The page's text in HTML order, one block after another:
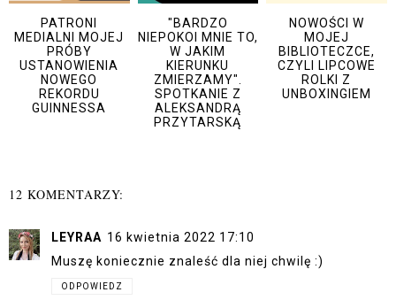
PATRONI
MEDIALNI MOJEJ
PRÓBY
USTANOWIENIA
NOWEGO
REKORDU
GUINNESSA
"BARDZO
NIEPOKOI MNIE TO,
W JAKIM
KIERUNKU
ZMIERZAMY".
SPOTKANIE Z
ALEKSANDRĄ
PRZYTARSKĄ
NOWOŚCI W
MOJEJ
BIBLIOTECZCE,
CZYLI LIPCOWE
ROLKI Z
UNBOXINGIEM
12 KOMENTARZY:
LEYRAA 16 kwietnia 2022 17:10
Muszę koniecznie znaleść dla niej chwilę :)
ODPOWIEDZ